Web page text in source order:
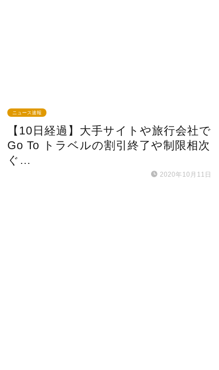
ニュース速報
【10日経過】大手サイトや旅行会社で
Go To トラベルの割引終了や制限相次
ぐ…
2020年10月11日